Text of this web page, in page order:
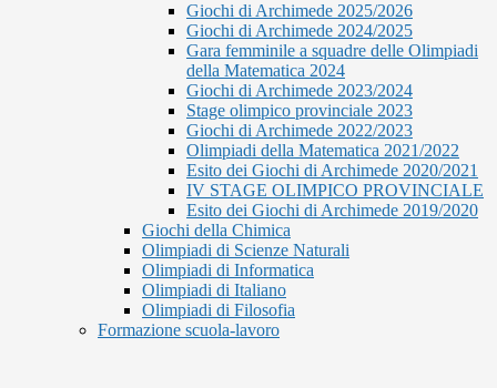
Giochi di Archimede 2025/2026
Giochi di Archimede 2024/2025
Gara femminile a squadre delle Olimpiadi
della Matematica 2024
Giochi di Archimede 2023/2024
Stage olimpico provinciale 2023
Giochi di Archimede 2022/2023
Olimpiadi della Matematica 2021/2022
Esito dei Giochi di Archimede 2020/2021
IV STAGE OLIMPICO PROVINCIALE
Esito dei Giochi di Archimede 2019/2020
Giochi della Chimica
Olimpiadi di Scienze Naturali
Olimpiadi di Informatica
Olimpiadi di Italiano
Olimpiadi di Filosofia
Formazione scuola-lavoro